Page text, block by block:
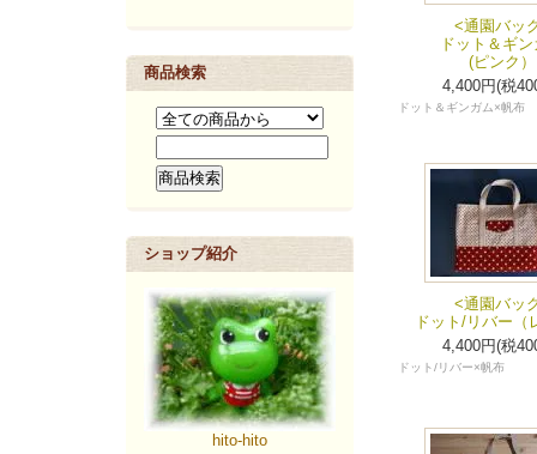
商品検索
ショップ紹介
hito-hito
<通園バッ
ドット＆ギ
(ピンク）
4,400円(税
ドット＆ギンガム×帆布
<通園バッ
ドット/リバー（
4,400円(税
ドット/リバー×帆布